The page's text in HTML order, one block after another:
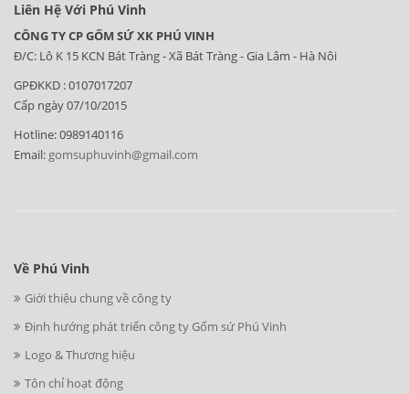
Liên Hệ Với Phú Vinh
CÔNG TY CP GỐM SỨ XK PHÚ VINH
Đ/C: Lô K 15 KCN Bát Tràng - Xã Bát Tràng - Gia Lâm - Hà Nôi
GPĐKKD : 0107017207
Cấp ngày 07/10/2015
Hotline: 0989140116
Email: gomsuphuvinh@gmail.com
Về Phú Vinh
Giới thiệu chung về công ty
Định hướng phát triển công ty Gốm sứ Phú Vinh
Logo & Thương hiệu
Tôn chỉ hoạt động